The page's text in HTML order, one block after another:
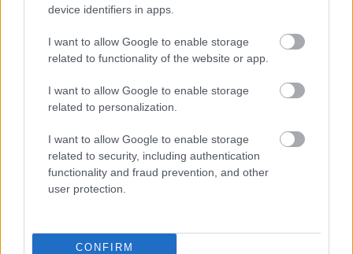
device identifiers in apps.
I want to allow Google to enable storage
related to functionality of the website or app.
I want to allow Google to enable storage
related to personalization.
I want to allow Google to enable storage
related to security, including authentication
functionality and fraud prevention, and other
user protection.
CONFIRM
Szolnok megye, közlekedés,máv, megbénult ,meghibásodott, műszaki
szerelvény,Szolnok,utasok,vasútvonal
Műszaki hiba miatti fennakadás a ceglédi
2026.05.21. Kiss Lajos
Lerobbant egy
miatt pedig kimaradt